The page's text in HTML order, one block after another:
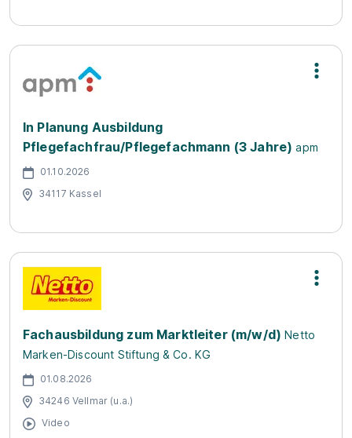
In Planung Ausbildung
Pflegefachfrau/Pflegefachmann (3 Jahre) apm
01.10.2026
34117 Kassel
Fachausbildung zum Marktleiter (m/w/d) Netto
Marken-Discount Stiftung & Co. KG
01.08.2026
34246 Vellmar (u.a.)
Video